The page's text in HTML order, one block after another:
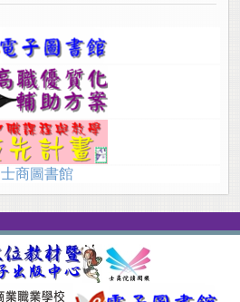
士商圖書館